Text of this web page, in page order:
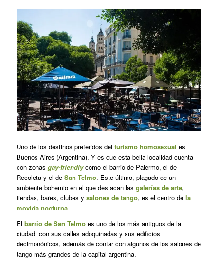
Uno de los destinos preferidos del turismo homosexual es
Buenos Aires (Argentina). Y es que esta bella localidad cuenta
con zonas gay-friendly como el barrio de Palermo, el de
Recoleta y el de San Telmo. Este último, plagado de un
ambiente bohemio en el que destacan las galerías de arte,
tiendas, bares, clubes y salones de tango, es el centro de la
movida nocturna.
El barrio de San Telmoes uno de los más antiguos de la
ciudad, con sus calles adoquinadas y sus edificios
decimonónicos, además de contar con algunos de los salones de
tango más grandes de la capital argentina.